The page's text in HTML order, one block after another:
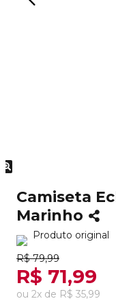
Camiseta
Marinho
Produto original
R$ 79,99
R$ 71,99
ou 2x de R$ 35,99